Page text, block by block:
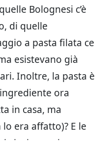
Bolognesi c’è
di quelle
a pasta filata ce
esistevano già
Inoltre, la pasta è
ora
in casa, ma
era affatto)? E le